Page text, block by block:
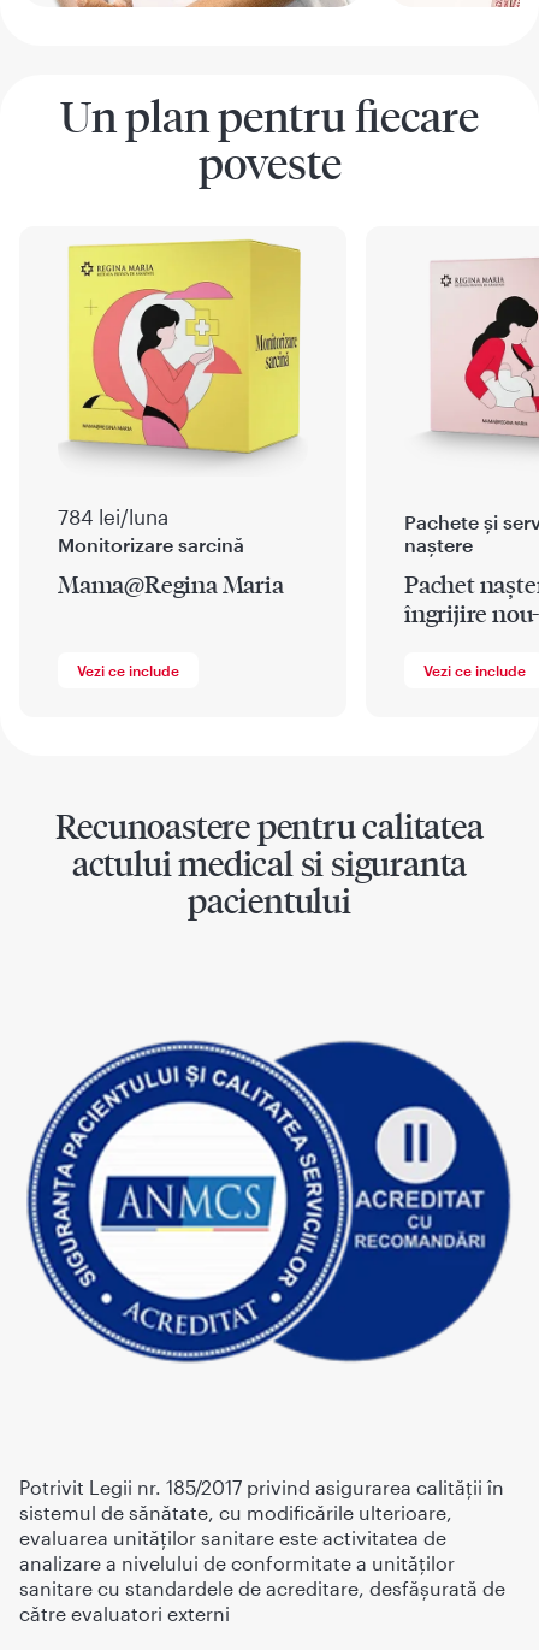
Un plan pentru fiecare
poveste
Vezi ce include
Monitorizare sarcină
Mama@Regina Maria
784 lei/luna
Vezi ce include
Pachete și
naștere
Pachet
îngrijire
Recunoastere pentru calitatea
actului medical si siguranta
pacientului
Potrivit Legii nr. 185/2017 privind asigurarea calității în
sistemul de sănătate, cu modificările ulterioare,
evaluarea unităților sanitare este activitatea de
analizare a nivelului de conformitate a unităţilor
sanitare cu standardele de acreditare, desfăşurată de
către evaluatori externi